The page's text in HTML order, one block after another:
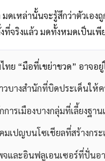
มดเหล่านั้นจะรู้สึกว่าตัวเอ
ที่จริงแล้ว มดทั้งหมดเป็นเพี
ทย “มือที่เขย่าขวด” อาจอ
วบางสำนักที่บิดประเด็นให้
การเมืองบางกลุ่มที่เลี้ยงฐา
มเปญบนโซเชียลที่สร้างกร
จและอินฟลูเอนเซอร์ที่ปั่นอ